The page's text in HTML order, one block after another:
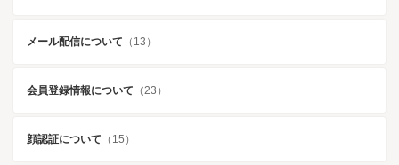
メール配信について （13）
会員登録情報について （23）
顔認証について （15）